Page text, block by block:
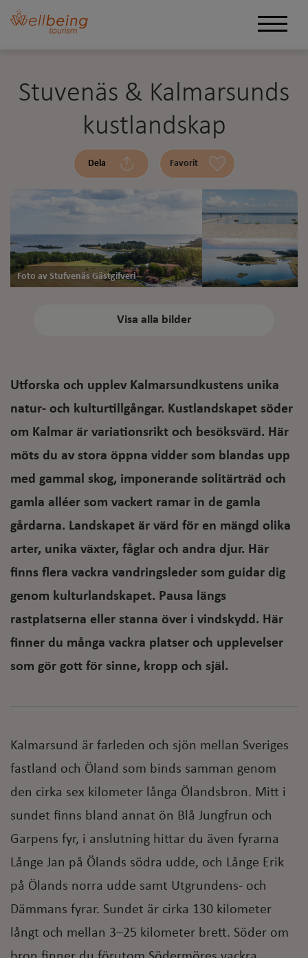
Stuvenäs & Kalmarsunds
kustlandskap
Dela Favorit
Foto av Stufvenäs Gästgifveri
Visa alla bilder
Utforska och upplev Kalmarsundkustens unika
natur- och kulturtillgångar. Kustlandskapet söder
om Kalmar är variationsrikt och besöksvärd. Här
möts du av stora öppna vidder som blandas upp
med gammal skog, imponerande solitärträd och
gamla alléer som vackert ramar in de gamla
gårdarna. Landskapet är värd för en mängd olika
arter, unika växter, fåglar och andra djur. Här
finns flera vackra vandringsleder som guidar dig
genom kulturlandskapet. Pausa längs
rastplatserna eller stanna över i vindskydd. Här
finner du många vackra platser och upplevelser
som gör gott för sinne, kropp och själ.
Kalmarsund är farleden och sjön mellan Sveriges
fastland och Öland som binds samman genom
den cirka sex kilometer långa Ölandsbron. Mitt i
sundet finns bland annat ön Blå Jungfrun och
Garpens fyr, i anslutning hittar du även fyrarna
Långe Jan på Ölands södra udde, och Långe Erik
på Ölands norra udde samt Utgrundens- och
Dämmans fyrar. Sundet är cirka 130 kilometer
långt och mellan 3–25 kilometer brett. Söder om